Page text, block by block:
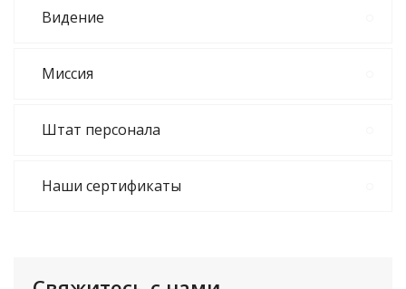
Видение
Миссия
Штат персонала
Наши сертификаты